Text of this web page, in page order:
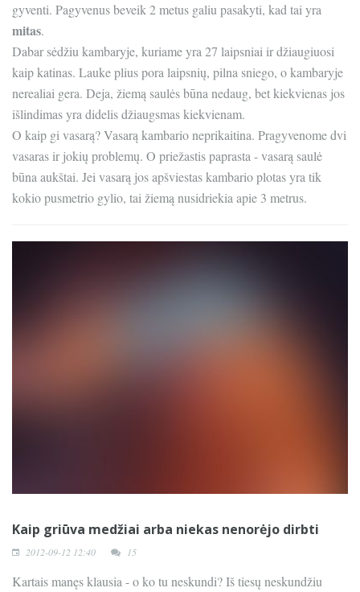
gyventi. Pagyvenus beveik 2 metus galiu pasakyti, kad tai yra
mitas.
Dabar sėdžiu kambaryje, kuriame yra 27 laipsniai ir džiaugiuosi
kaip katinas. Lauke plius pora laipsnių, pilna sniego, o kambaryje
nerealiai gera. Deja, žiemą saulės būna nedaug, bet kiekvienas jos
išlindimas yra didelis džiaugsmas kiekvienam.
O kaip gi vasarą? Vasarą kambario neprikaitina. Pragyvenome dvi
vasaras ir jokių problemų. O priežastis paprasta - vasarą saulė
būna aukštai. Jei vasarą jos apšviestas kambario plotas yra tik
kokio pusmetrio gylio, tai žiemą nusidriekia apie 3 metrus.
Kaip griūva medžiai arba niekas nenorėjo dirbti
2012-09-12 12:40 15
Kartais manęs klausia - o ko tu neskundi? Iš tiesų neskundžiu